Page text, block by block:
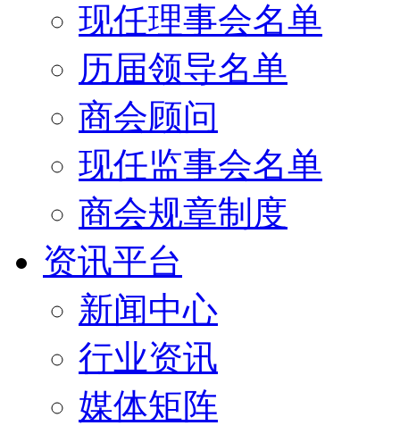
现任理事会名单
历届领导名单
商会顾问
现任监事会名单
商会规章制度
资讯平台
新闻中心
行业资讯
媒体矩阵